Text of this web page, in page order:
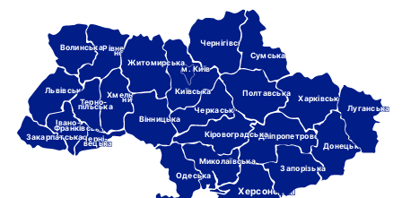
Черкаська
Чернігівська
Черні-
вецька
Дніпропетровська
Донецька
Івано-
Франківська
Харківська
Херсонська
Хмель-
ницька
Кіровоградська
Київська
м. Київ
Луганська
Львівська
Миколаївська
Одеська
Полтавська
Рівне-
нська Сумська
Терно-
пільська
Вінницька
Волинська
Закарпатська
Запорізька
Житомирська